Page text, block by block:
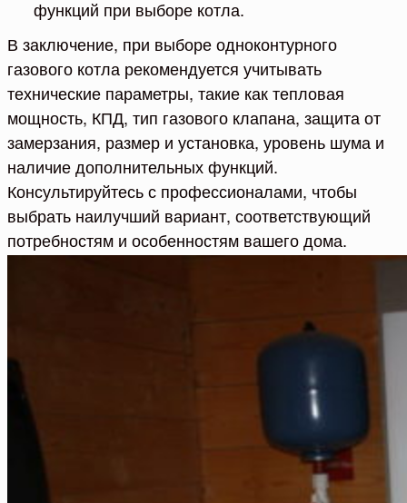
функций при выборе котла.
В заключение, при выборе одноконтурного
газового котла рекомендуется учитывать
технические параметры, такие как тепловая
мощность, КПД, тип газового клапана, защита от
замерзания, размер и установка, уровень шума и
наличие дополнительных функций.
Консультируйтесь с профессионалами, чтобы
выбрать наилучший вариант, соответствующий
потребностям и особенностям вашего дома.